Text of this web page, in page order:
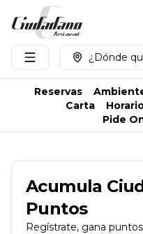
¿Dónde
Reservas
Carta
Pide
Acumula
Puntos
Regístrate, gana